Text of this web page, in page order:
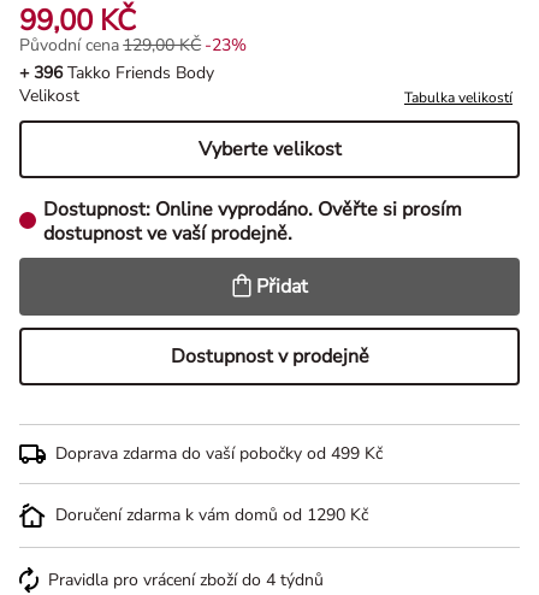
99,00 KČ
Původní cena 129,00 Kč, Sleva -23%
Původní cena129,00 KČ -23%
+ 396Takko Friends Body
Velikost
Tabulka velikostí
Vyberte velikost
Dostupnost: Online vyprodáno. Ověřte si prosím
dostupnost ve vaší prodejně.
Přidat
Dostupnost v prodejně
Doprava zdarma do vaší pobočky od 499 Kč
Doručení zdarma k vám domů od 1290 Kč
Pravidla pro vrácení zboží do 4 týdnů